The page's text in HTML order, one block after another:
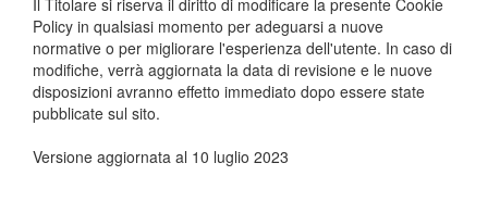
Policy in qualsiasi momento per adeguarsi a nuove
normative o per migliorare l'esperienza dell'utente. In caso di
modifiche, verrà aggiornata la data di revisione e le nuove
disposizioni avranno effetto immediato dopo essere state
pubblicate sul sito.
Versione aggiornata al 10 luglio 2023